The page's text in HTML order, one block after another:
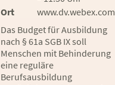
Ort
www.dv.webex.com
Das Budget für Ausbildung
nach § 61a SGB IX soll
Menschen mit Behinderung
eine reguläre
Berufsausbildung